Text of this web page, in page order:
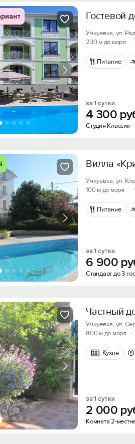
Гостевой
Учкуевка, ул.
230 м до моря
·
Питание
за 1 сутки
4 300
Студия Классик
Вилла
Учкуевка, ул.
100 м до моря
·
Питание
за 1 сутки
6 900
Стандарт до 3
Частный
Учкуевка, ул.
800 м до моря
·
Кухня
за 1 сутки
2 000
Комната 2-